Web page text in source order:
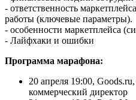
- ответственность
работы (ключевые параметры).
- особенности маркетплейса
- Лайфхаки и ошибки
Программа марафона:
20 апреля 19:00,
коммерческий директор